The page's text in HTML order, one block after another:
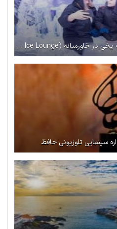
کافه یخی دبی، اولین کافی شاپ یخی در خاورمیانه (Chillout Ice Lounge)
سینمایی تلوزیونی حافظ